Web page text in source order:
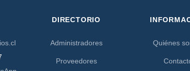
DIRECTORIO
Administradores
Proveedores
Quiénes